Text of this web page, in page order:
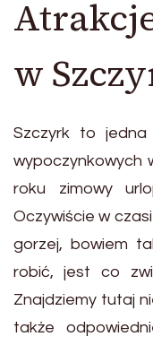
w
Szczyrk to jedna
wypoczynkowych
roku zimowy
Oczywiście w
gorzej, bowiem
robić, jest co
Znajdziemy tutaj
także